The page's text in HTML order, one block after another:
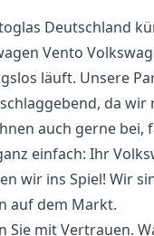
Deutschland
Vento
läuft. Unsere
da
auch gerne bei,
einfach: Ihr
wir ins Spiel! Wir
auf dem Markt.
Sie mit Vertrauen.